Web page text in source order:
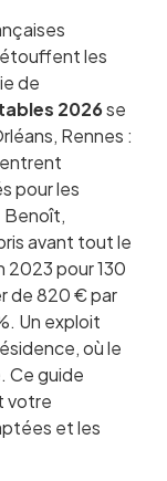
en
sa ville
solides
accessibilité et
élevés de
prix
en pleine
en 2026
durable
les
de
2026se
Rennes :
pour les
Benoît,
avant tout le
2023 pour 130
de 820 € par
Un exploit
où le
Ce guide
votre
et les